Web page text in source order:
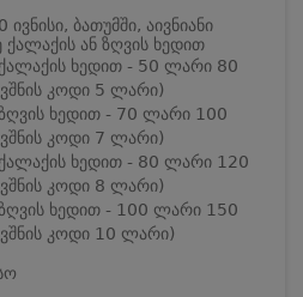
ბათუმში, აივნიანი
ქალაქის ან ზღვის ხედით
ხედით - 50 ლარი 80
კოდი 5 ლარი)
ხედით - 70 ლარი 100
კოდი 7 ლარი)
ხედით - 80 ლარი 120
კოდი 8 ლარი)
ხედით - 100 ლარი 150
კოდი 10 ლარი)